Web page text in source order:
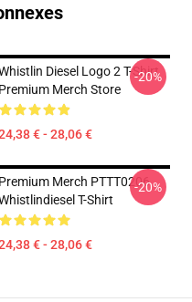
Diesel Logo 2 T-Shirt
Premium Merch Store
€ - 28,06 €
-20%
Premium Merch PTTT0206
T-Shirt
€ - 28,06 €
-20%